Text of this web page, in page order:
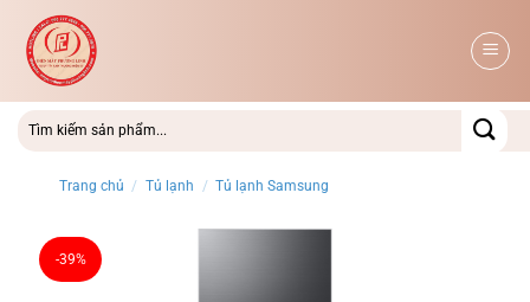
qua
dung
Trang chủ / Tủ lạnh / Tủ lạnh Samsung
-39%